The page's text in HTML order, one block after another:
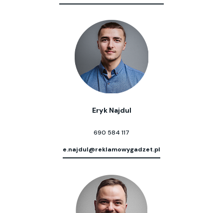
Eryk Najdul
690 584 117
e.najdul@reklamowygadzet.pl